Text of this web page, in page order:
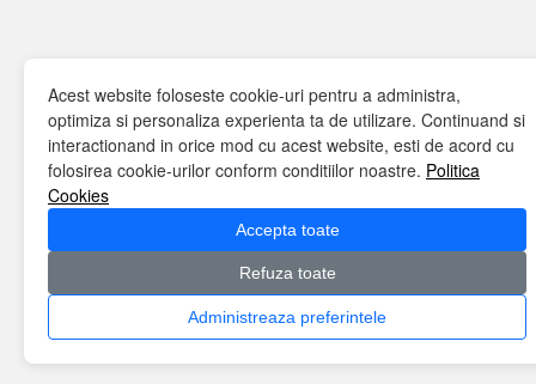
Acest website foloseste cookie-uri pentru a administra,
optimiza si personaliza experienta ta de utilizare. Continuand si
interactionand in orice mod cu acest website, esti de acord cu
folosirea cookie-urilor conform conditiilor noastre. Politica
Cookies
Accepta toate
Refuza toate
Administreaza preferintele